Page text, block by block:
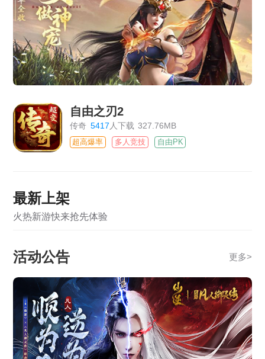
自由之刃2
传奇 5417人下载 327.76MB
超高爆率 多人竞技 自由PK
最新上架
火热新游快来抢先体验
活动公告 更多>